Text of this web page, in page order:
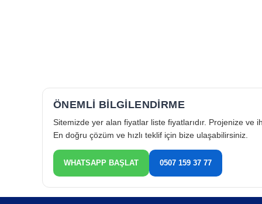
ÖNEMLİ BİLGİLENDİRME
Sitemizde yer alan fiyatlar liste fiyatlarıdır. Projenize ve
En doğru çözüm ve hızlı teklif için bize ulaşabilirsiniz.
WHATSAPP BAŞLAT 0507 159 37 77